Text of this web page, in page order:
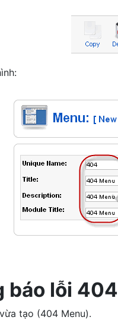
báo lỗi 404
tạo (404 Menu).